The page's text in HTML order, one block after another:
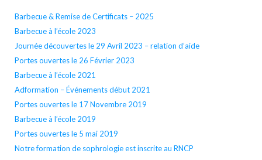
Barbecue & Remise de Certificats – 2025
Barbecue à l’école 2023
Journée découvertes le 29 Avril 2023 – relation d’aide
Portes ouvertes le 26 Février 2023
Barbecue à l’école 2021
Adformation – Événements début 2021
Portes ouvertes le 17 Novembre 2019
Barbecue à l’école 2019
Portes ouvertes le 5 mai 2019
Notre formation de sophrologie est inscrite au RNCP